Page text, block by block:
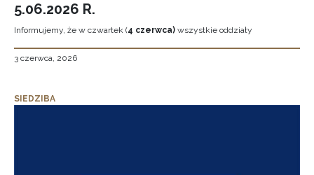
5.06.2026 R.
Informujemy, że w czwartek (4 czerwca) wszystkie oddziały
3 czerwca, 2026
SIEDZIBA